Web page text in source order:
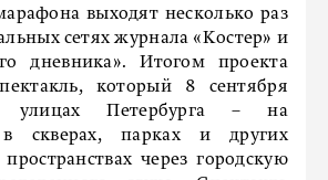
выходят несколько раз
сетях журнала «Костер» и
дневника». Итогом проекта
который 8 сентября
улицах Петербурга – на
скверах, парках и других
через городскую